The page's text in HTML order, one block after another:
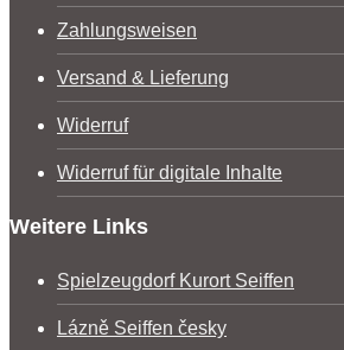
Zahlungsweisen
Versand & Lieferung
Widerruf
Widerruf für digitale Inhalte
Weitere Links
Spielzeugdorf Kurort Seiffen
Lázně Seiffen česky